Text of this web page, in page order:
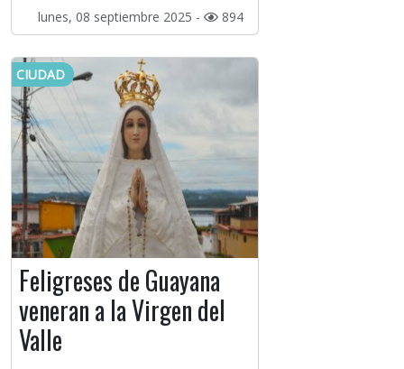
lunes, 08 septiembre 2025 - 894
CIUDAD
Feligreses de Guayana
veneran a la Virgen del
Valle